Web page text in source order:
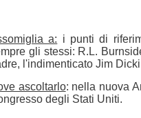
a: i punti di
gli stessi: R.L.
l'indimenticato Jim
ascoltarlo: nella nuova
degli Stati Uniti.